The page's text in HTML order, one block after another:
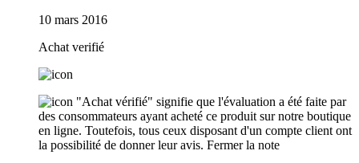
10 mars 2016
Achat verifié
"Achat vérifié" signifie que l'évaluation a été faite par
des consommateurs ayant acheté ce produit sur notre boutique
en ligne. Toutefois, tous ceux disposant d'un compte client ont
la possibilité de donner leur avis. Fermer la note